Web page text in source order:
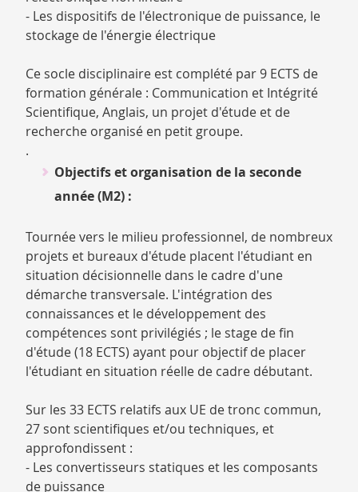
- Les dispositifs de l'électronique de puissance, le
stockage de l'énergie électrique
Ce socle disciplinaire est complété par 9 ECTS de
formation générale : Communication et Intégrité
Scientifique, Anglais, un projet d'étude et de
recherche organisé en petit groupe.
.
Objectifs et organisation de la seconde
année (M2) :
Tournée vers le milieu professionnel, de nombreux
projets et bureaux d'étude placent l'étudiant en
situation décisionnelle dans le cadre d'une
démarche transversale. L'intégration des
connaissances et le développement des
compétences sont privilégiés ; le stage de fin
d'étude (18 ECTS) ayant pour objectif de placer
l'étudiant en situation réelle de cadre débutant.
Sur les 33 ECTS relatifs aux UE de tronc commun,
27 sont scientifiques et/ou techniques, et
approfondissent :
- Les convertisseurs statiques et les composants
de puissance